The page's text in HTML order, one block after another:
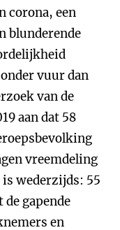
corona, een
blunderende
vuur dan
van de
aan dat 58
vreemdeling
is wederzijds: 55
de gapende
en